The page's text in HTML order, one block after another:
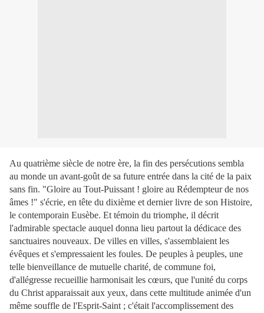
Au quatrième siècle de notre ère, la fin des persécutions sembla
au monde un avant-goût de sa future entrée dans la cité de la paix
sans fin. "Gloire au Tout-Puissant ! gloire au Rédempteur de nos
âmes !" s'écrie, en tête du dixième et dernier livre de son Histoire,
le contemporain Eusèbe. Et témoin du triomphe, il décrit
l'admirable spectacle auquel donna lieu partout la dédicace des
sanctuaires nouveaux. De villes en villes, s'assemblaient les
évêques et s'empressaient les foules. De peuples à peuples, une
telle bienveillance de mutuelle charité, de commune foi,
d'allégresse recueillie harmonisait les cœurs, que l'unité du corps
du Christ apparaissait aux yeux, dans cette multitude animée d'un
même souffle de l'Esprit-Saint ; c'était l'accomplissement des